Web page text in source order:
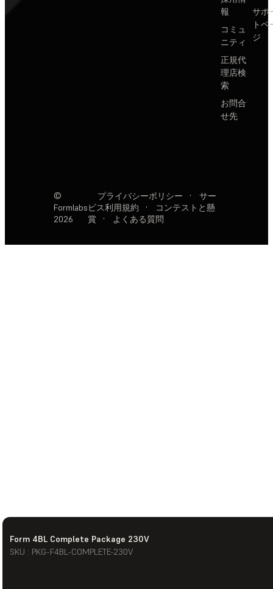
Form 4BL Complete Package 230V
SKU : PKG-F4BL-COMPLETE-230V
報
コミュ
ニティ
正規代
理店検
索
お問合
せ先
サポ
トペ
ジ
©
Formlabs
2026
プライバシーポリシー ·
サー
ビス利用規約
·
コンテストと懸
賞
· よくある質問